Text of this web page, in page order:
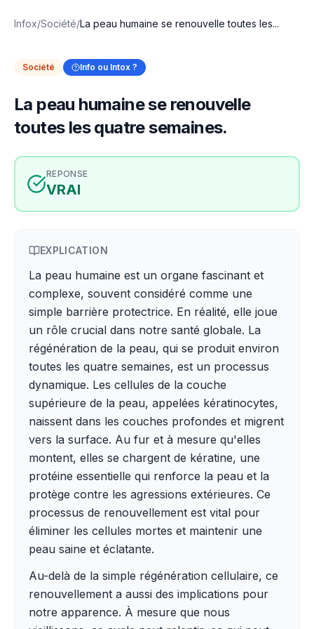
Infox/Société/La peau humaine se renouvelle toutes les...
Société Info ou Intox ?
La peau humaine se renouvelle
toutes les quatre semaines.
REPONSE
VRAI
EXPLICATION
La peau humaine est un organe fascinant et
complexe, souvent considéré comme une
simple barrière protectrice. En réalité, elle joue
un rôle crucial dans notre santé globale. La
régénération de la peau, qui se produit environ
toutes les quatre semaines, est un processus
dynamique. Les cellules de la couche
supérieure de la peau, appelées kératinocytes,
naissent dans les couches profondes et migrent
vers la surface. Au fur et à mesure qu'elles
montent, elles se chargent de kératine, une
protéine essentielle qui renforce la peau et la
protège contre les agressions extérieures. Ce
processus de renouvellement est vital pour
éliminer les cellules mortes et maintenir une
peau saine et éclatante.
Au-delà de la simple régénération cellulaire, ce
renouvellement a aussi des implications pour
notre apparence. À mesure que nous